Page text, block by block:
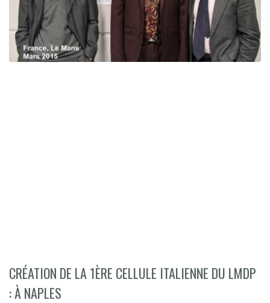
CRÉATION DE LA 1ÈRE CELLULE ITALIENNE DU LMDP
: À NAPLES